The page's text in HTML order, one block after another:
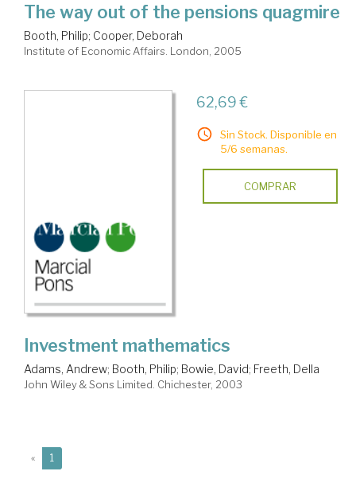
The way out of the pensions quagmire
Booth, Philip; Cooper, Deborah
Institute of Economic Affairs. London, 2005
62,69 €
Sin Stock. Disponible en
5/6 semanas.
COMPRAR
Investment mathematics
Adams, Andrew; Booth, Philip; Bowie, David; Freeth, Della
John Wiley & Sons Limited. Chichester, 2003
« 1